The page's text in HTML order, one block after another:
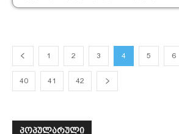
1 2 3 4 5 6
40 41 42
ᲞᲝᲞᲣᲚᲐᲠᲣᲚᲘ